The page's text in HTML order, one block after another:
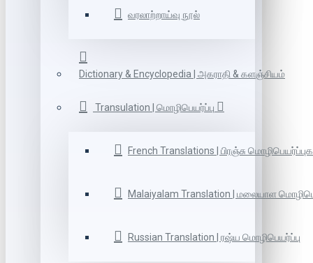
வரலாற்றாய்வு நூல்
Dictionary & Encyclopedia | அகராதி & களஞ்சியம்
Transulation | மொழிபெயர்ப்பு
French Translations | பிரஞ்சு
Malaiyalam Translation | மலையாள
Russian Translation | ரஷ்ய மொழிபெயர்ப்பு